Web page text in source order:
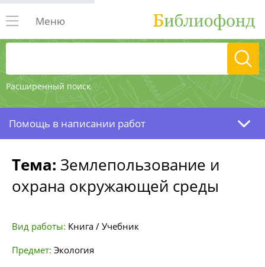
Расширенный поиск
Меню
Помощь в написании работ
Тема: Землепользование и
охрана окружающей среды
Вид работы: Книга / Учебник
Предмет: Экология